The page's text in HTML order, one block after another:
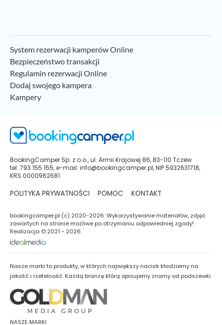
System rezerwacji kamperów Online
Bezpieczeństwo transakcji
Regulamin rezerwacji Online
Dodaj swojego kampera
Kampery
BookingCamper Sp. z o.o., ul. Armii Krajowej 86, 83-110 Tczew
tel: 793 155 155, e-mail: info@bookingcamper.pl, NIP 5932631718,
KRS 0000962681
POLITYKA PRYWATNOŚCI POMOC KONTAKT
bookingcamper.pl (c) 2020-2026. Wykorzystywanie materiałów, zdjęć
zawartych na stronie możliwe po otrzymaniu odpowiedniej zgody!.
Realizacja © 2021 - 2026
Nasze marki to produkty, w których największy nacisk kładziemy na
jakość i rzetelność. Każdą branżę którą opisujemy znamy od podszewki.
NASZE MARKI